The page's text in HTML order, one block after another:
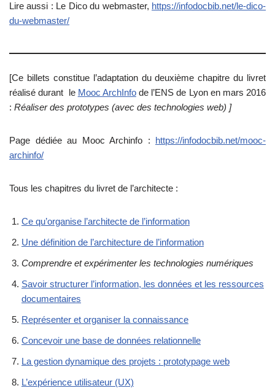
Lire aussi : Le Dico du webmaster, https://infodocbib.net/le-dico-
du-webmaster/
[Ce billets constitue l’adaptation du deuxième chapitre du livret
réalisé durant le Mooc ArchInfode l’ENS de Lyon en mars 2016
: Réaliser des prototypes (avec des technologies web) ]
Page dédiée au Mooc Archinfo : https://infodocbib.net/mooc-
archinfo/
Tous les chapitres du livret de l’architecte :
Ce qu’organise l’architecte de l’information
Une définition de l’architecture de l’information
Comprendre et expérimenter les technologies numériques
Savoir structurer l’information, les données et les ressources
documentaires
Représenter et organiser la connaissance
Concevoir une base de données relationnelle
La gestion dynamique des projets : prototypage web
L’expérience utilisateur (UX)